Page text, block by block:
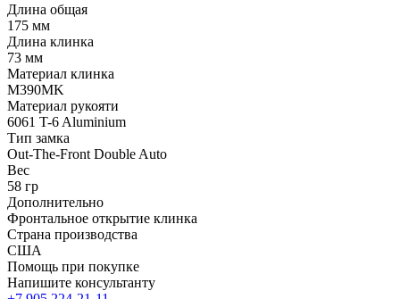
Длина общая
175 мм
Длина клинка
73 мм
Материал клинка
M390MK
Материал рукояти
6061 T-6 Aluminium
Тип замка
Out-The-Front Double Auto
Вес
58 гр
Дополнительно
Фронтальное открытие клинка
Страна производства
США
Помощь при покупке
Напишите консультанту